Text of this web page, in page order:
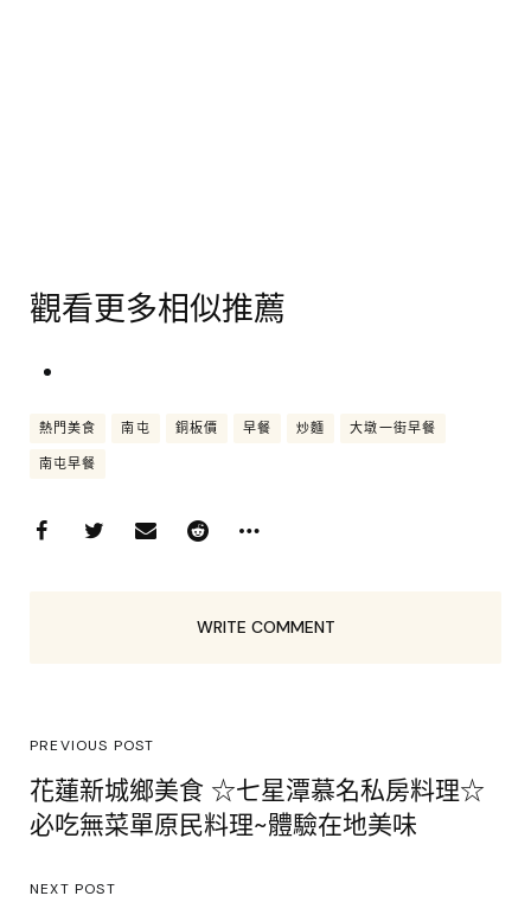
觀看更多相似推薦
熱門美食 南屯 銅板價 早餐 炒麵 大墩一街早餐
南屯早餐
WRITE COMMENT
PREVIOUS POST
花蓮新城鄉美食 ☆七星潭慕名私房料理☆
必吃無菜單原民料理~體驗在地美味
NEXT POST